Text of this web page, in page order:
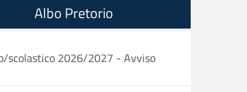
Albo Pretorio
scolastico 2026/2027 - Avviso